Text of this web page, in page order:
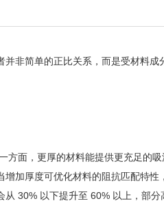
非简单的正比关系，而是受材料成
方面，更厚的材料能提供更充足的
加厚度可优化材料的阻抗匹配特性
30% 以下提升至 60% 以上，部分